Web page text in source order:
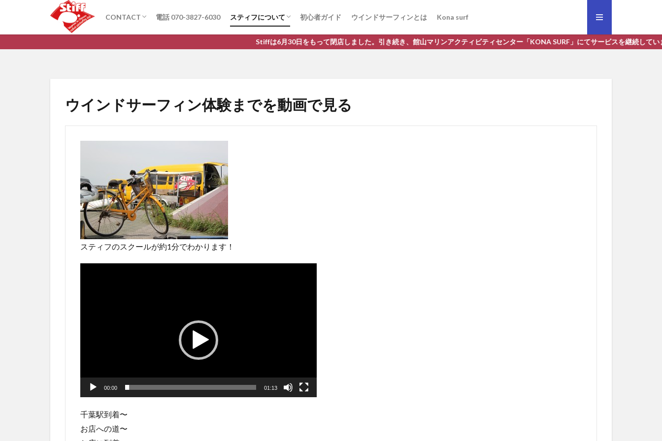
CONTACT 電話 070-3827-6030 スティフについて
ウインドサーフィン体験までを動画で見る
取り扱いブランド
初心者ガイド ウインドサーフィンとは Kona surf
Stiffは6月30日をもって閉店しました。引き続き、館山マリンアクティビティセンター「KONA SURF」にてサービスを継続しています。
ウインドサーフィン体験までを動画で見る
スティフのスクールが約1分でわかります！
00:00 01:13
千葉駅到着〜
お店への道〜